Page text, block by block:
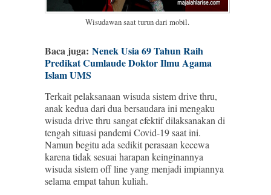
Wisudawan saat turun dari mobil.
Baca juga: Nenek Usia 69 Tahun Raih
Predikat Cumlaude Doktor Ilmu Agama
Islam UMS
Terkait pelaksanaan wisuda sistem drive thru,
anak kedua dari dua bersaudara ini mengaku
wisuda drive thru sangat efektif dilaksanakan di
tengah situasi pandemi Covid-19 saat ini.
Namun begitu ada sedikit perasaan kecewa
karena tidak sesuai harapan keinginannya
wisuda sistem off line yang menjadi impiannya
selama empat tahun kuliah.